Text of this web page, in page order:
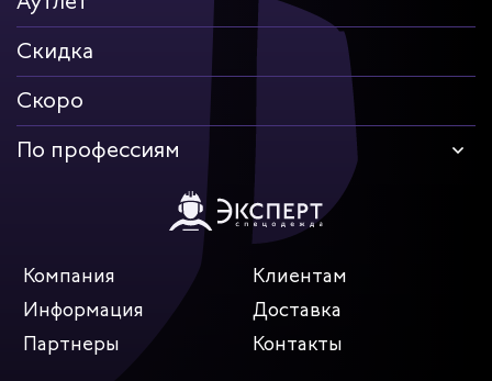
Скидка
Скоро
По профессиям
Компания
Клиентам
Информация
Доставка
Партнеры
Контакты